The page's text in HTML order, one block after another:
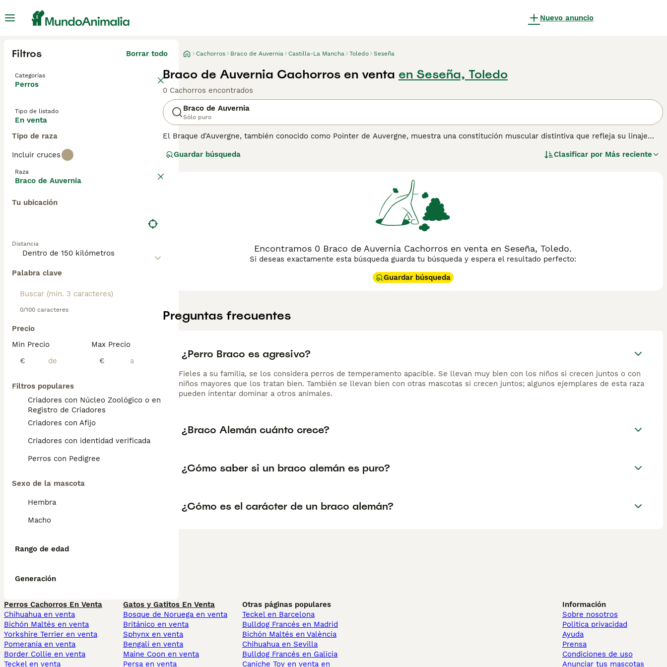
Nuevo anuncio
Filtros Borrar todo
Categorías
Perros
Tipo de listado
En venta
Tipo de raza
Incluir cruces
Raza
Braco de Auvernia
Tu ubicación
Distancia
Palabra clave
0/100 caracteres
Precio
Min Precio
€
Max Precio
€
Filtros populares
Criadores con Núcleo Zoológico o en el
Registro de Criadores
Criadores con Afijo
Criadores con identidad verificada
Perros con Pedigree
Sexo de la mascota
Hembra
Macho
Rango de edad
Generación
Cachorros Braco de Auvernia Castilla-La Mancha Toledo Seseña
Braco de Auvernia Cachorros en venta en Seseña, Toledo
0 Cachorros encontrados
Braco de Auvernia
Sólo puro
El Braque d'Auvergne, también conocido como Pointer de Auvergne, muestra una constitución muscular distintiva que refleja su linaje
en blanco y negro que refleja su resistencia a las inclemencias del tiempo. Los Pointers de Auvergne se destacan por su aguda
tranquila, se adaptan bien a hogares con niños y otros animales. Esta raza requiere ejercicio constante para mantener un estado mental y
físico óptimo y prospera con una interacción envolvente, lo que los hace ideales para propietarios activos. Las variaciones de tamaño son
mínimas; los machos y hembras adultos generalmente miden entre 53-63 cm a la cruz. Lee nuestra página de consejos de compra de
para obtener información sobre esta raza de perro.
Guardar búsqueda Clasificar por Más reciente
Encontramos 0 Braco de Auvernia Cachorros en venta en Seseña, Toledo.
Si deseas exactamente esta búsqueda guarda tu búsqueda y espera el resultado perfecto:
Guardar búsqueda
Preguntas frecuentes
¿Perro Braco es agresivo?
Fieles a su familia, se los considera perros de temperamento apacible. Se llevan muy bien con los niños si crecen juntos o con
niños mayores que los tratan bien. También se llevan bien con otras mascotas si crecen juntos; algunos ejemplares de esta raza
pueden intentar dominar a otros animales.
¿Braco Alemán cuánto crece?
¿Cómo saber si un braco alemán es puro?
¿Cómo es el carácter de un braco alemán?
Perros Cachorros En Venta
Chihuahua en venta
Bichón Maltés en venta
Yorkshire Terrier en venta
Pomerania en venta
Border Collie en venta
Teckel en venta
Gatos y Gatitos En Venta
Bosque de Noruega en venta
Británico en venta
Sphynx en venta
Bengalí en venta
Maine Coon en venta
Persa en venta
Otras páginas populares
Teckel en Barcelona
Bulldog Francés en Madrid
Bichón Maltés en València
Chihuahua en Sevilla
Bulldog Francés en Galicia
Caniche Toy en venta en
Información
Sobre nosotros
Politica privacidad
Ayuda
Prensa
Condiciones de uso
Anunciar tus mascotas